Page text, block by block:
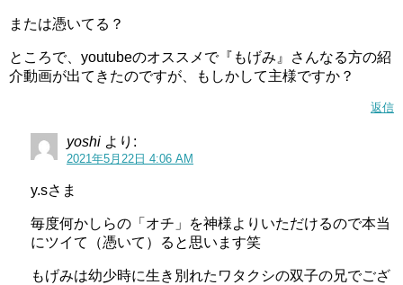
または憑いてる？
ところで、youtubeのオススメで『もげみ』さんなる方の紹
介動画が出てきたのですが、もしかして主様ですか？
返信
yoshi より:
2021年5月22日 4:06 AM
y.sさま
毎度何かしらの「オチ」を神様よりいただけるので本当
にツイて（憑いて）ると思います笑
もげみは幼少時に生き別れたワタクシの双子の兄でござ